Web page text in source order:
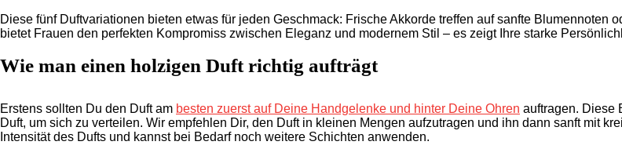
Diese fünf Duftvariationen bieten etwas für jeden Geschmack: Frische Akkorde treffen auf sanfte
bietet Frauen den perfekten Kompromiss zwischen Eleganz und modernem Stil – es zeigt Ihre starke
Wie man einen holzigen Duft richtig aufträgt
Erstens sollten Du den Duft am besten zuerst auf Deine Handgelenke und hinter Deine Ohren auftragen. Diese
Duft, um sich zu verteilen. Wir empfehlen Dir, den Duft in kleinen Mengen aufzutragen und ihn dann sanft mit
Intensität des Dufts und kannst bei Bedarf noch weitere Schichten anwenden.